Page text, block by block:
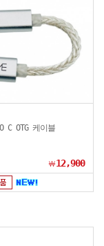
C OTG 케이블
￦12,900